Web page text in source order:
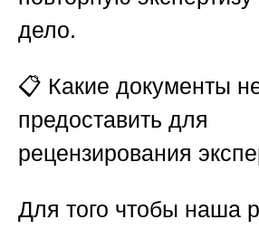
дело.
📋 Какие документы
предоставить для
рецензирования
Для того чтобы наша